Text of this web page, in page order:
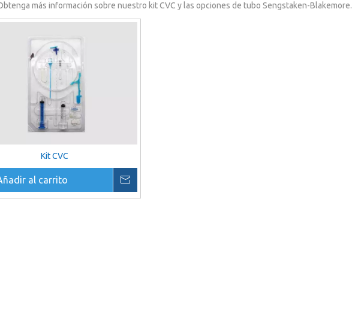
más información sobre nuestro kit CVC y las opciones de tubo Sengstaken-Blakemore.
Kit CVC
al carrito